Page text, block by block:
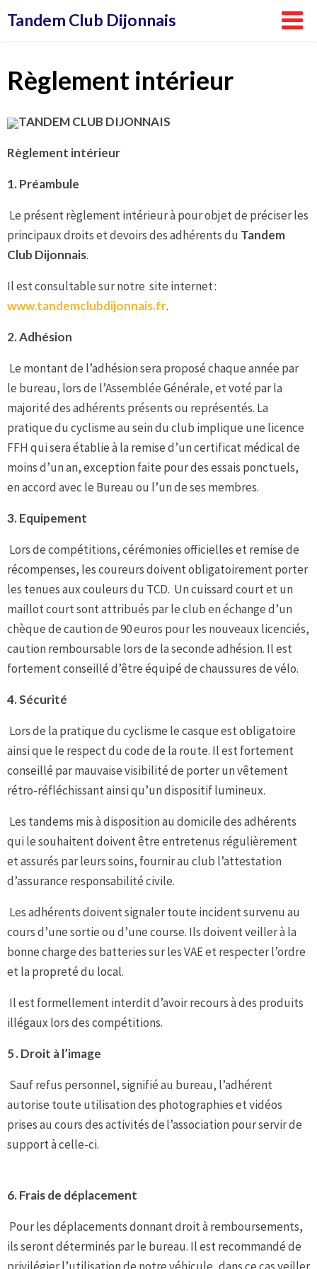
auTandem Club Dijonnais
Règlement intérieur
TANDEM CLUB DIJONNAIS
Règlement intérieur
1.Préambule
Le présent règlement intérieur à pour objet de préciser les
principaux droits et devoirs des adhérents du Tandem
Club Dijonnais.
Il est consultable sur notre site internet :
www.tandemclubdijonnais.fr.
2.Adhésion
Le montant de l’adhésion sera proposé chaque année par
le bureau, lors de l’Assemblée Générale, et voté par la
majorité des adhérents présents ou représentés. La
pratique du cyclisme au sein du club implique une licence
FFH qui sera établie à la remise d’un certificat médical de
moins d’un an, exception faite pour des essais ponctuels,
en accord avec le Bureau ou l’un de ses membres.
3.Equipement
Lors de compétitions, cérémonies officielles et remise de
récompenses, les coureurs doivent obligatoirement porter
les tenues aux couleurs du TCD. Un cuissard court et un
maillot court sont attribués par le club en échange d’un
chèque de caution de 90 euros pour les nouveaux licenciés,
caution remboursable lors de la seconde adhésion. Il est
fortement conseillé d’être équipé de chaussures de vélo.
4.Sécurité
Lors de la pratique du cyclisme le casque est obligatoire
ainsi que le respect du code de la route. Il est fortement
conseillé par mauvaise visibilité de porter un vêtement
rétro-réfléchissant ainsi qu’un dispositif lumineux.
Les tandems mis à disposition au domicile des adhérents
qui le souhaitent doivent être entretenus régulièrement
et assurés par leurs soins, fournir au club l’attestation
d’assurance responsabilité civile.
Les adhérents doivent signaler toute incident survenu au
cours d’une sortie ou d’une course. Ils doivent veiller à la
bonne charge des batteries sur les VAE et respecter l’ordre
et la propreté du local.
Il est formellement interdit d’avoir recours à des produits
illégaux lors des compétitions.
5 .Droit à l’image
Sauf refus personnel, signifié au bureau, l’adhérent
autorise toute utilisation des photographies et vidéos
prises au cours des activités de l’association pour servir de
support à celle-ci.
6.Frais de déplacement
Pour les déplacements donnant droit à remboursements,
ils seront déterminés par le bureau. Il est recommandé de